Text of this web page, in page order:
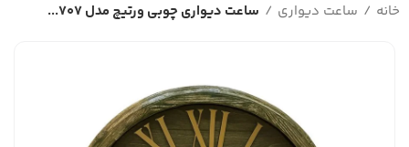
خانه ساعت دیواری ساعت دیواری چوبی ورتیچ مدل 707...